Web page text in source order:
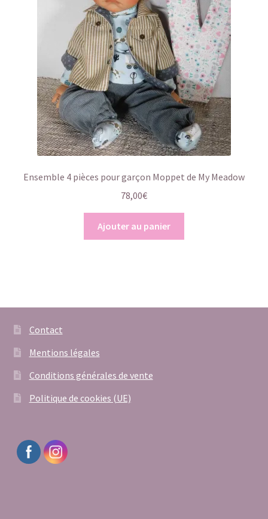
Ensemble 4 pièces pour garçon Moppet de My Meadow
78,00€
Ajouter au panier
Contact
Mentions légales
Conditions générales de vente
Politique de cookies (UE)